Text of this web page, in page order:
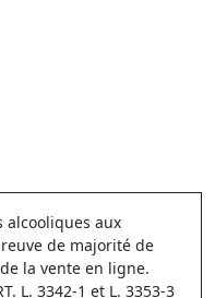
alcooliques aux
de majorité de
la vente en ligne.
L. 3342-1 et L. 3353-3